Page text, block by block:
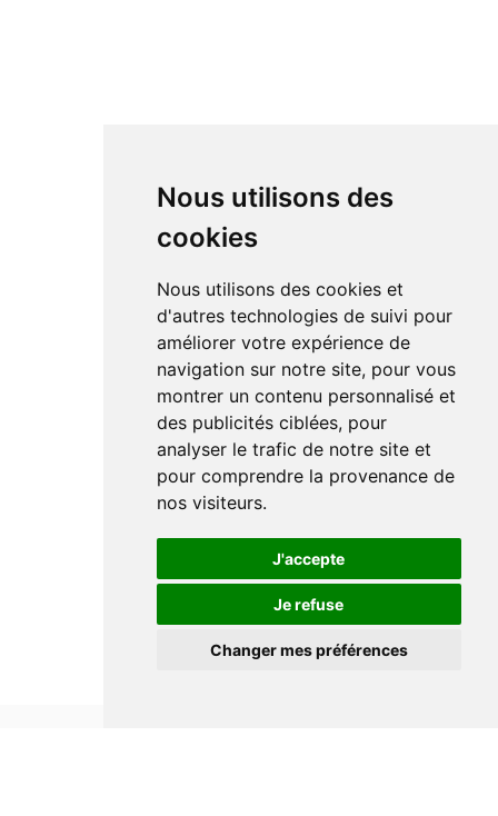
Nous utilisons des
cookies
Nous utilisons des cookies et
d'autres technologies de suivi pour
améliorer votre expérience de
navigation sur notre site, pour vous
montrer un contenu personnalisé et
des publicités ciblées, pour
analyser le trafic de notre site et
pour comprendre la provenance de
nos visiteurs.
J'accepte
Je refuse
Changer mes préférences